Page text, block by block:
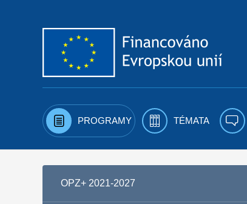
PROGRAMY TÉMATA
OPZ+ 2021-2027